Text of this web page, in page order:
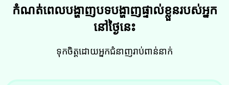
កំណត់ពេលបង្ហាញបទបង្ហាញផ្ទាល់ខ្លួនរបស់អ្នក
នៅថ្ងៃនេះ
ទុកចិត្តដោយអ្នកជំនាញរាប់ពាន់នាក់